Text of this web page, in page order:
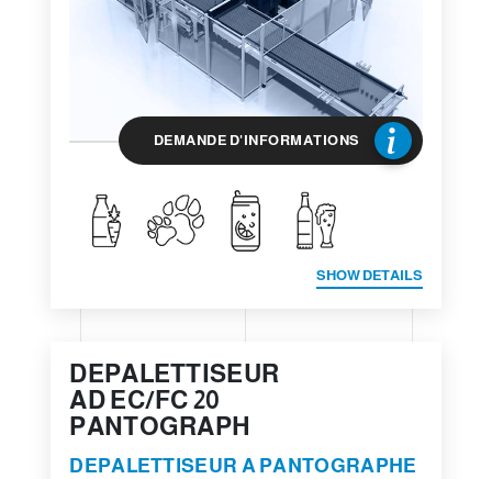
DEMANDE D'INFORMATIONS
SHOW DETAILS
DEPALETTISEUR
AD EC/FC 20
PANTOGRAPH
DEPALETTISEUR A PANTOGRAPHE